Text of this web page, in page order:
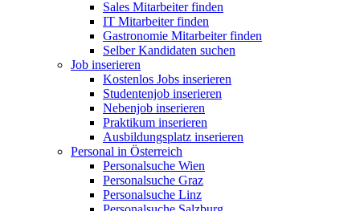
Sales Mitarbeiter finden
IT Mitarbeiter finden
Gastronomie Mitarbeiter finden
Selber Kandidaten suchen
Job inserieren
Kostenlos Jobs inserieren
Studentenjob inserieren
Nebenjob inserieren
Praktikum inserieren
Ausbildungsplatz inserieren
Personal in Österreich
Personalsuche Wien
Personalsuche Graz
Personalsuche Linz